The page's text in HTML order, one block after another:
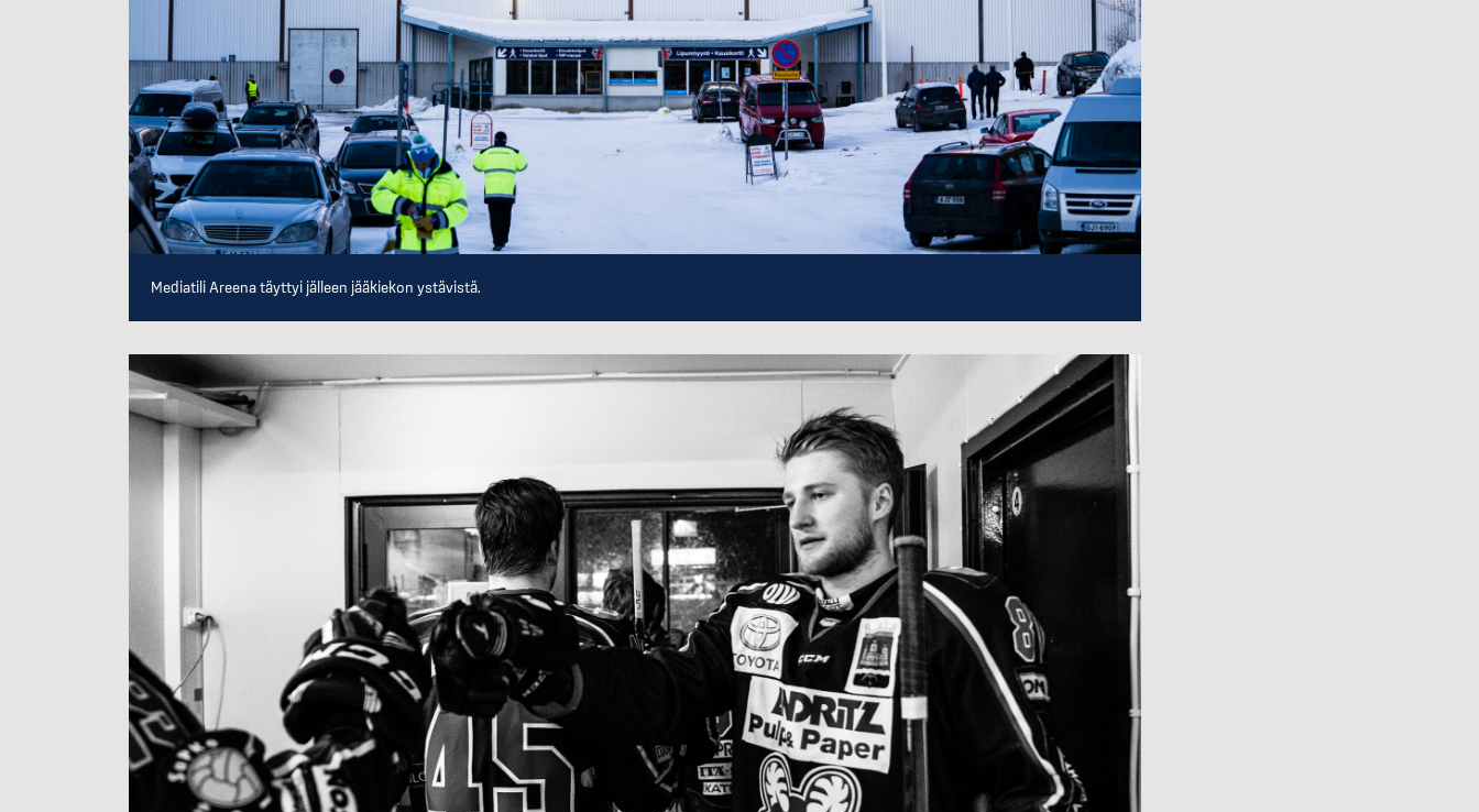
Mediatili Areena täyttyi jälleen jääkiekon ystävistä.